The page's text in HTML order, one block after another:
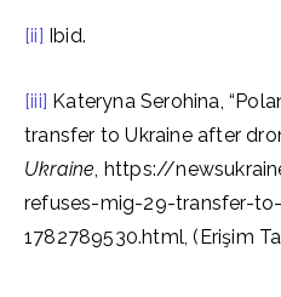
[ii] Ibid.
[iii] Kateryna Serohina,
transfer to Ukraine after
Ukraine, https://
refuses-mig-29-transfer-
1782789530.html, (Erişim